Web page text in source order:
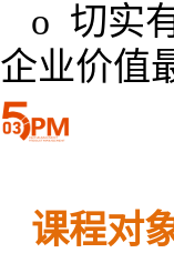
o 切实
企业价值
课程对